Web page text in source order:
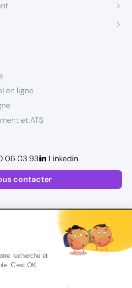
recherche et
C'est OK
Postuler
en ligne
et ATS
contacter
06 03 93 Linkedin
Plan de site
légales
Générales d’Utilisation